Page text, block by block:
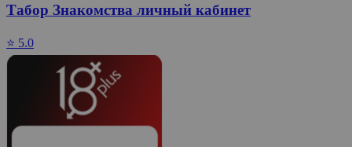
Табор Знакомства личный кабинет
⭐ 5.0